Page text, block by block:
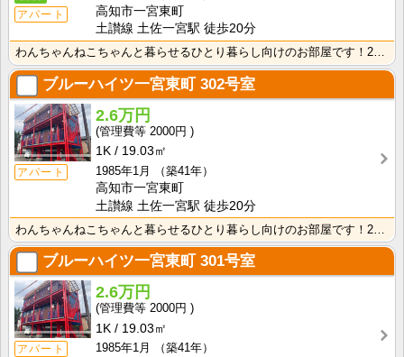
アパート
高知市一宮東町
土讃線 土佐一宮駅 徒歩20分
わんちゃんねこちゃんと暮らせるひとり暮らし向けのお部屋です！2026年6月下旬、ネット無料（Wi-F･･･
ブルーハイツ一宮東町 302号室
アパート
2.6万円
2000円
1K
19.03㎡
1985年1月
（築41年）
高知市一宮東町
土讃線 土佐一宮駅 徒歩20分
ブルーハイツ一宮東町 301号室
アパート
2.6万円
2000円
1K
19.03㎡
1985年1月
（築41年）